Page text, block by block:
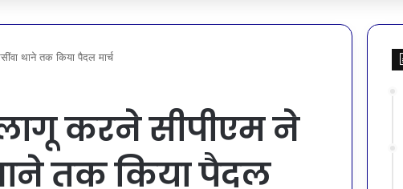
थाने तक किया पैदल मार्च
करने सीपीएम ने
तक किया पैदल